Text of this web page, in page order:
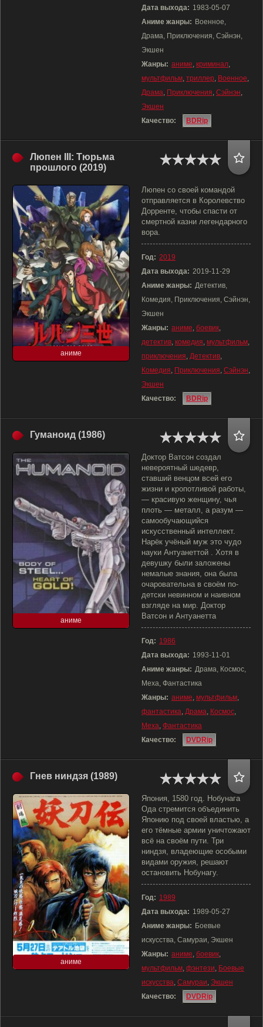
Дата выхода: 1983-05-07
Аниме жанры: Военное,
Драма, Приключения, Сэйнэн,
Экшен
Жанры: аниме, криминал,
мультфильм, триллер, Военное,
Драма, Приключения, Сэйнэн,
Экшен
Качество:
BDRip
Люпен III: Тюрьма
прошлого (2019)
аниме
Люпен со своей командой
отправляется в Королевство
Дорренте, чтобы спасти от
смертной казни легендарного
вора.
Год: 2019
Дата выхода: 2019-11-29
Аниме жанры: Детектив,
Комедия, Приключения, Сэйнэн,
Экшен
Жанры: аниме, боевик,
детектив, комедия, мультфильм,
приключения, Детектив,
Комедия, Приключения, Сэйнэн,
Экшен
Качество:
BDRip
Гуманоид (1986)
аниме
Доктор Ватсон создал
невероятный шедевр,
ставший венцом всей его
жизни и кропотливой работы,
— красивую женщину, чья
плоть — металл, а разум —
самообучающийся
искусственный интеллект.
Нарёк учёный муж это чудо
науки Антуанеттой . Хотя в
девушку были заложены
немалые знания, она была
очаровательна в своём по-
детски невинном и наивном
взгляде на мир. Доктор
Ватсон и Антуанетта
Год: 1986
Дата выхода: 1993-11-01
Аниме жанры: Драма, Космос,
Меха, Фантастика
Жанры: аниме, мультфильм,
фантастика, Драма, Космос,
Меха, Фантастика
Качество:
DVDRip
Гнев ниндзя (1989)
аниме
Япония, 1580 год. Нобунага
Ода стремится объединить
Японию под своей властью, а
его тёмные армии уничтожают
всё на своём пути. Три
ниндзя, владеющие особыми
видами оружия, решают
остановить Нобунагу.
Год: 1989
Дата выхода: 1989-05-27
Аниме жанры: Боевые
искусства, Самураи, Экшен
Жанры: аниме, боевик,
мультфильм, фэнтези, Боевые
искусства, Самураи, Экшен
Качество:
DVDRip